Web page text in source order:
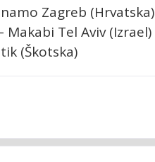
Zagreb (Hrvatska)
Makabi Tel Aviv (Izrael)
(Škotska)